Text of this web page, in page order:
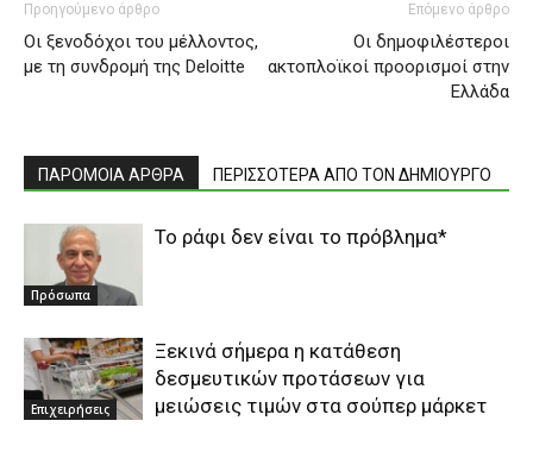
Προηγούμενο άρθρο
Oι ξενοδόχοι του μέλλοντος,
με τη συνδρομή της Deloitte
Επόμενο άρθρο
Oι δημοφιλέστεροι
ακτοπλοϊκοί προορισμοί στην
Ελλάδα
ΠΑΡΟΜΟΙΑ ΑΡΘΡΑ ΠΕΡΙΣΣΟΤΕΡΑ ΑΠΟ ΤΟΝ ΔΗΜΙΟΥΡΓΟ
Πρόσωπα
Το ράφι δεν είναι το πρόβλημα*
Επιχειρήσεις
Ξεκινά σήμερα η κατάθεση
δεσμευτικών προτάσεων για
μειώσεις τιμών στα σούπερ μάρκετ